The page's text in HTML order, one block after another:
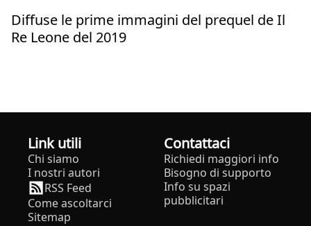
Diffuse le prime immagini del prequel de Il
Re Leone del 2019
Link utili
Chi siamo
I nostri autori
RSS Feed
Come ascoltarci
Sitemap
Contattaci
Richiedi maggiori info
Bisogno di supporto
Info su spazi
pubblicitari